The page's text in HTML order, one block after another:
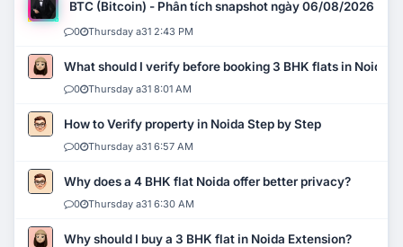
BTC (Bitcoin) - Phân tích snapshot ngày 06/08/2026
0 Thursday a31 2:43 PM
What should I verify before booking 3 BHK flats in Noida?
0 Thursday a31 8:01 AM
How to Verify property in Noida Step by Step
0 Thursday a31 6:57 AM
Why does a 4 BHK flat Noida offer better privacy?
0 Thursday a31 6:30 AM
Why should I buy a 3 BHK flat in Noida Extension?